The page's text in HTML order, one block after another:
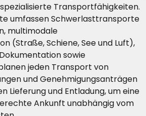
Transportfähigkeiten.
umfassen Schwerlasttransporte
multimodale
(Straße, Schiene, See und Luft),
sowie
jeden Transport von
und Genehmigungsanträgen
Lieferung und Entladung, um eine
Ankunft unabhängig vom